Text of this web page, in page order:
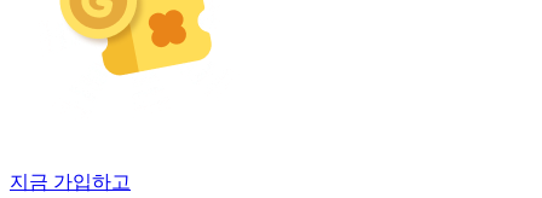
지금 가입하고